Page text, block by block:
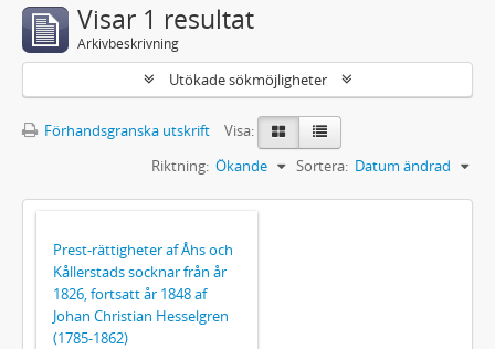
Visar 1 resultat
Arkivbeskrivning
Utökade sökmöjligheter
Förhandsgranska utskrift
Visa:
Sortera: Datum ändrad
Riktning: Ökande
Prest-rättigheter af Åhs och
Kållerstads socknar från år
1826, fortsatt år 1848 af
Johan Christian Hesselgren
(1785-1862)